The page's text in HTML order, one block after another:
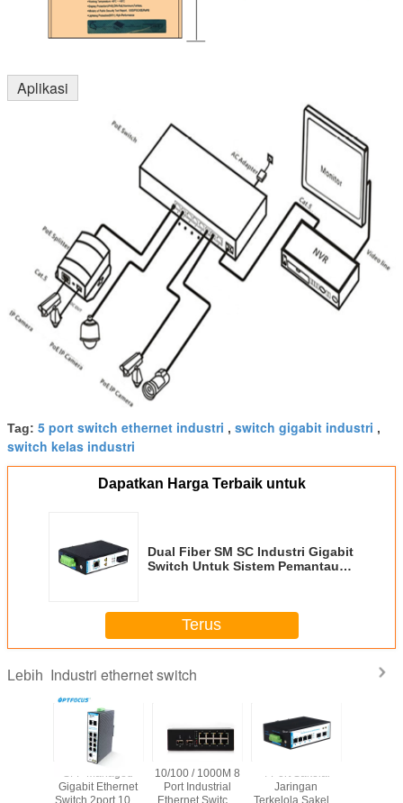
Aplikasi
Tag: 5 port switch ethernet industri , switch gigabit industri ,
switch kelas industri
Dapatkan Harga Terbaik untuk
Dual Fiber SM SC Industri Gigabit
Switch Untuk Sistem Pemantauan
Terus
Lebih Industri ethernet switch
SFP Managed
Gigabit Ethernet
Switch 2port 100 /
10/100 / 1000M 8
Port Industrial
Ethernet Switch,
4 Port Sakelar
Jaringan
Terkelola Sakelar